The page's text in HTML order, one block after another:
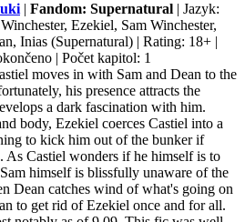
| Fandom: Supernatural | Jazyk:
Ezekiel, Sam Winchester,
Inias (Supernatural) | Rating: 18+ |
| Počet kapitol: 1
moves in with Sam and Dean to the
his presence attracts the
a dark fascination with him.
body, Ezekiel coerces Castiel into a
to kick him out of the bunker if
As Castiel wonders if he himself is to
himself is blissfully unaware of the
Dean catches wind of what's going on
to get rid of Ezekiel once and for all.